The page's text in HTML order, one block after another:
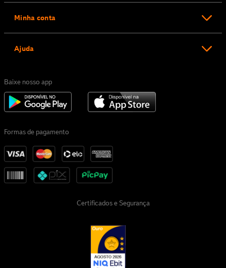
Minha conta
Ajuda
Baixe nosso app
Formas de pagamento
Certificados e Segurança